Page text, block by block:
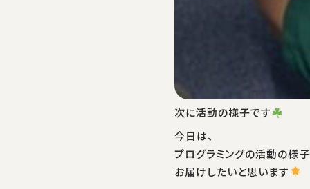
次に活動の様子です
今日は、
プログラミングの活動の様
お届けしたいと思います